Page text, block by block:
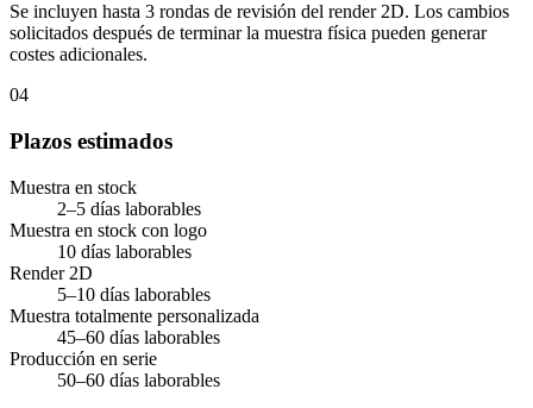
Se incluyen hasta 3 rondas de revisión del render 2D. Los cambios
solicitados después de terminar la muestra física pueden generar
costes adicionales.
04
Plazos estimados
Muestra en stock
2–5 días laborables
Muestra en stock con logo
10 días laborables
Render 2D
5–10 días laborables
Muestra totalmente personalizada
45–60 días laborables
Producción en serie
50–60 días laborables